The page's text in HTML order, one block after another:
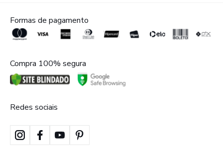
Formas de pagamento
Compra 100% segura
Redes sociais